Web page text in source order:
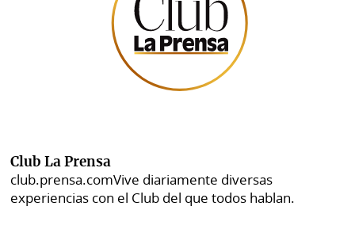
Club La Prensa
club.prensa.comVive diariamente diversas
experiencias con el Club del que todos hablan.